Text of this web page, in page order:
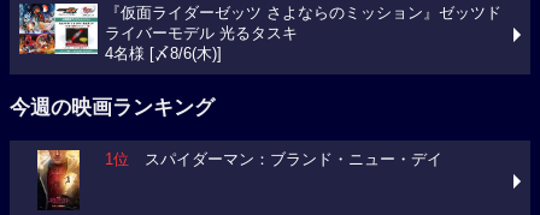
『仮面ライダーゼッツ さよならのミッション』ゼッツド
ライバーモデル 光るタスキ
4名様 [〆8/6(木)]
今週の映画ランキング
1位 スパイダーマン：ブランド・ニュー・デイ